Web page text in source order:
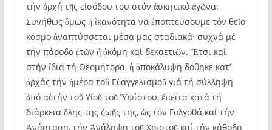
τήν ἀρχή τῆς εἰσόδου του στόν ἀσκητικό ἀγῶνα.
Συνήθως ὅμως ἡ ἱκανότητα νά ἐποπτεύσουμε τόν θεῖο
κόσμο ἀναπτύσσεται μέσα μας σταδιακά· συχνά μέ
τήν πάροδο ἐτῶν ἤ ἀκόμη καί δεκαετιῶν. Ἔτσι καί
στήν ἴδια τή Θεομήτορα, ἡ ἀποκάλυψη δόθηκε κατ’
ἀρχάς τήν ἡμέρα τοῦ Εὐαγγελισμοῦ γιά τή σύλληψη
ἀπό αὐτήν τοῦ Υἱοῦ τοῦ Ὑψίστου, ἔπειτα κατά τή
διάρκεια ὅλης της ζωῆς της, ὡς τόν Γολγοθά καί τήν
Ἀνάσταση, τήν Ἀνάληψη τοῦ Χριστοῦ καί τήν κάθοδο